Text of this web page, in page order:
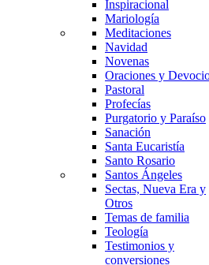
Inspiracional
Mariología
Meditaciones
Navidad
Novenas
Oraciones y
Pastoral
Profecías
Purgatorio y Paraíso
Sanación
Santa Eucaristía
Santo Rosario
Santos Ángeles
Sectas, Nueva Era y
Otros
Temas de familia
Teología
Testimonios y
conversiones